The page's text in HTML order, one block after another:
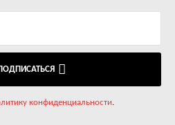
конфиденциальности.